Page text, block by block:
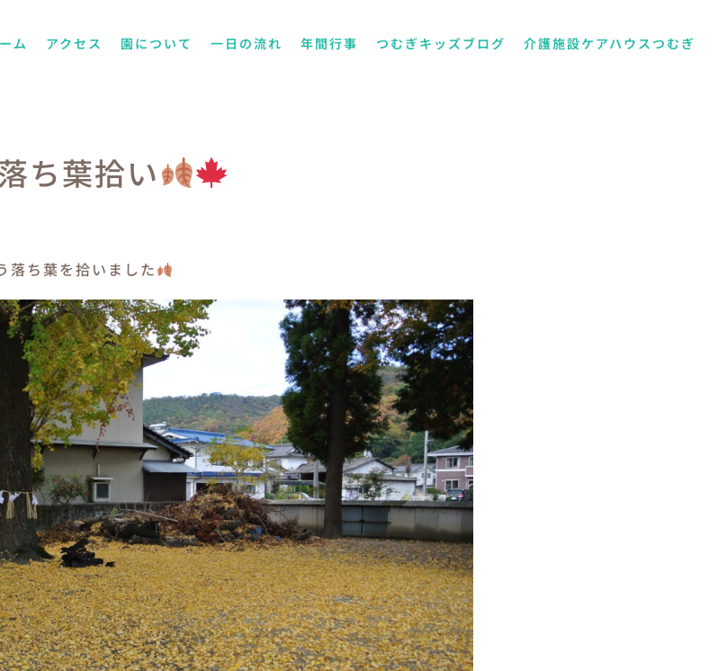
ム アクセス 園について 一日の流れ 年間行事 つむぎキッズブログ 介護施設ケアハウスつむぎ
ち葉拾い
落ち葉を拾いました